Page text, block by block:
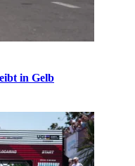
in Gelb